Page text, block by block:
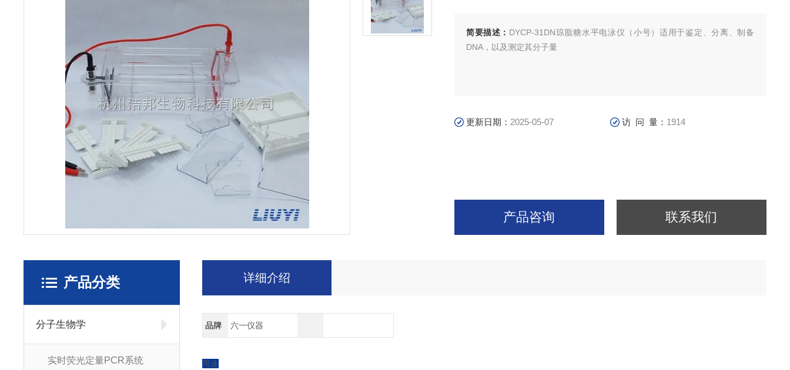
简要描述： DYCP-31DN琼脂糖水平电泳仪（小号）适用于鉴定、分离、制备
DNA，以及测定其分子量
更新日期： 2025-05-07 访 问 量： 1914
产品咨询 联系我们
产品分类
分子生物学
实时荧光定量PCR系统
详细介绍
品牌 六一仪器
用途